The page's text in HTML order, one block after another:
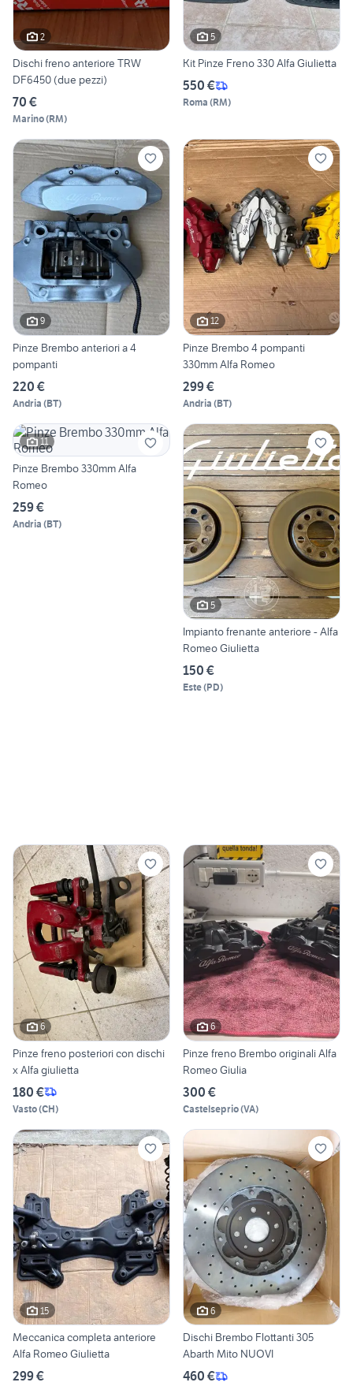
2
Dischi freno anteriore TRW
DF6450 (due pezzi)
70 €
Marino(RM)
5
Kit Pinze Freno 330 Alfa Giulietta
550 €
Roma (RM)
9
Pinze Brembo anteriori a 4
pompanti
220 €
Andria (BT)
12
Pinze Brembo 4 pompanti
330mm Alfa Romeo
299 €
Andria (BT)
11
Pinze Brembo 330mm Alfa
Romeo
259 €
Andria (BT)
5
Impianto frenante anteriore - Alfa
Romeo Giulietta
150 €
Este(PD)
6
Pinze freno posteriori con dischi
x Alfa giulietta
180 €
Vasto(CH)
6
Pinze freno Brembo originali Alfa
Romeo Giulia
300 €
Castelseprio(VA)
15
Meccanica completa anteriore
Alfa Romeo Giulietta
299 €
6
Dischi Brembo Flottanti 305
Abarth Mito NUOVI
460 €